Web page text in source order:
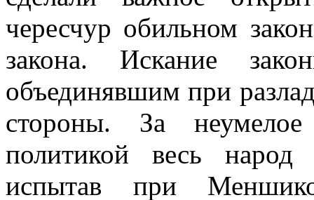
чересчур обильном
закона. Искание
объединявшим при
стороны. За
политикой весь
испытав при